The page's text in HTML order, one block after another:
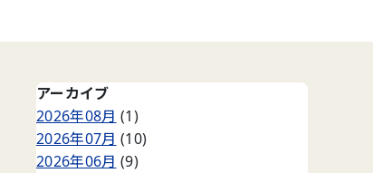
アーカイブ
2026年08月 (1)
2026年07月 (10)
2026年06月 (9)